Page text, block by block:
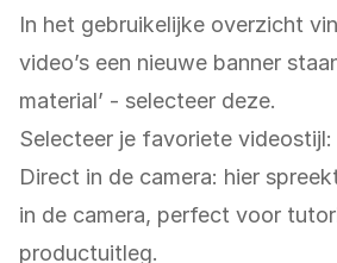
In het gebruikelijke overzicht
video’s een nieuwe banner
material’ - selecteer deze.
Selecteer je favoriete videostijl:
Direct in de camera: hier
in de camera, perfect voor
productuitleg.